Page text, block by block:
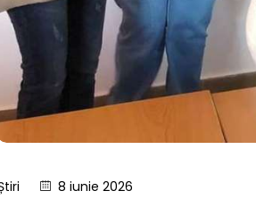
8 iunie 2026